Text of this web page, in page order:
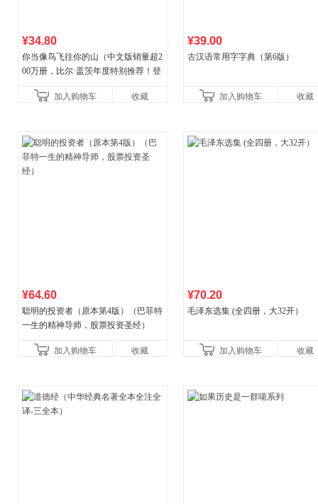
¥34.80
你当像鸟飞往你的山（中文版销量超2
00万册，比尔·盖茨年度特别推荐！登
比你听说的还要
加入购物车 收藏
¥39.00
古汉语常用字字典（第6版）
加入购物车 收藏
¥64.60
聪明的投资者（原本第4版）（巴菲特
一生的精神导师，股票投资圣经）
加入购物车 收藏
¥70.20
毛泽东选集 (全四册，大32开）
加入购物车 收藏